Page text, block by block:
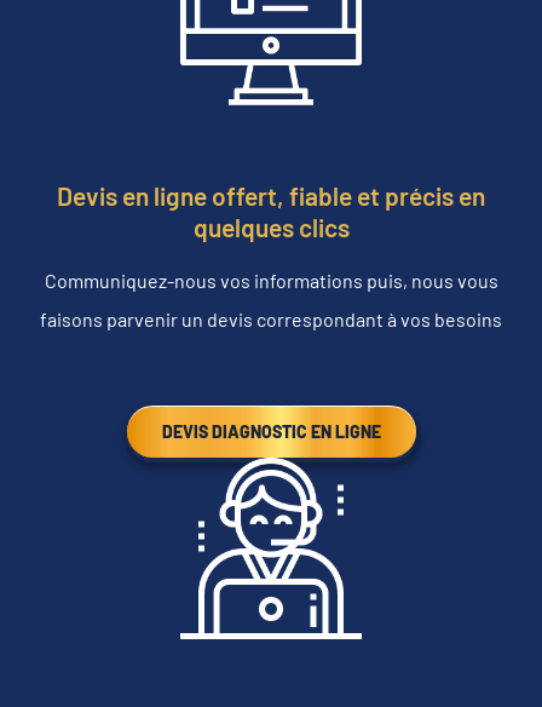
Devis en ligne offert, fiable et précis en
quelques clics
Communiquez-nous vos informations puis, nous vous
faisons parvenir un devis correspondant à vos besoins
DEVIS DIAGNOSTIC EN LIGNE